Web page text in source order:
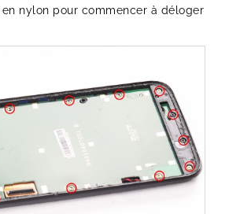
nylon pour commencer à déloger